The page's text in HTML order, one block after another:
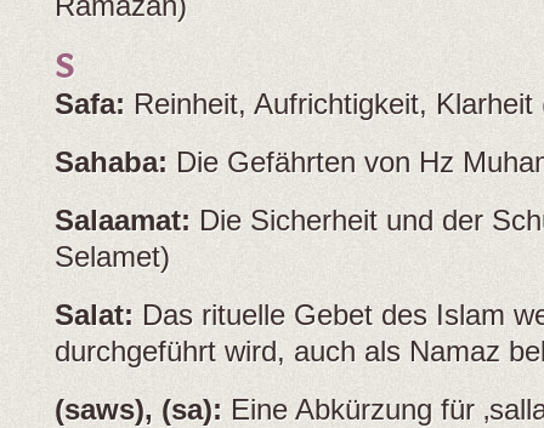
S
Safa: Reinheit, Aufrichtigkeit, Klarheit
Sahaba: Die Gefährten von Hz
Salaamat: Die Sicherheit und der
Selamet)
Salat: Das rituelle Gebet des Islam
durchgeführt wird, auch als Namaz
(saws), (sa): Eine Abkürzung für